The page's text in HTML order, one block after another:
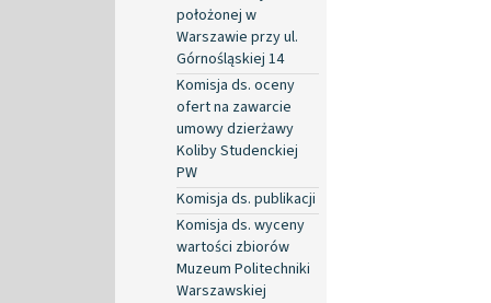
położonej w
Warszawie przy ul.
Górnośląskiej 14
Komisja ds. oceny
ofert na zawarcie
umowy dzierżawy
Koliby Studenckiej
PW
Komisja ds. publikacji
Komisja ds. wyceny
wartości zbiorów
Muzeum Politechniki
Warszawskiej